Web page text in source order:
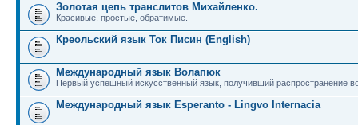
Золотая цепь транслитов Михайленко.
Красивые, простые, обратимые.
Креольский язык Ток Писин (English)
Международный язык Волапюк
Первый успешный искусственный язык, получивший распространение
Международный язык Esperanto - Lingvo Internacia